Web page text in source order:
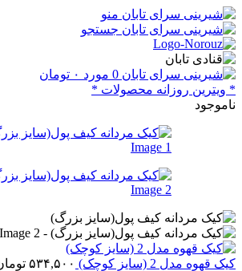
منو
جستجو
0 مورد ۰ تومان
* ویترین روزانه محصولات *
ناموجود
کیک قهوه مدل 2 (سایز کوچک) ۵۳۴,۵۰۰